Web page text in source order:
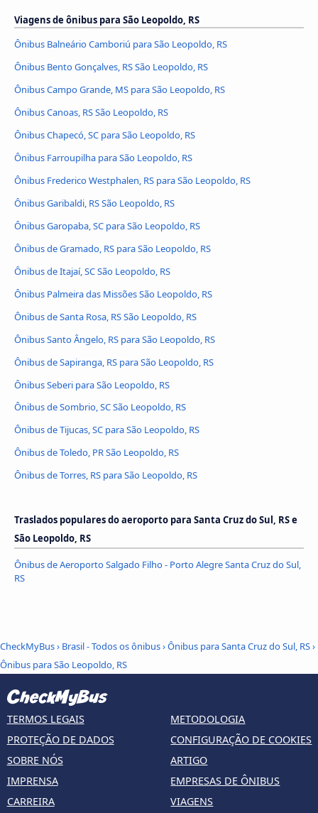
Viagens de ônibus para São Leopoldo, RS
Ônibus Balneário Camboriú para São Leopoldo, RS
Ônibus Bento Gonçalves, RS São Leopoldo, RS
Ônibus Campo Grande, MS para São Leopoldo, RS
Ônibus Canoas, RS São Leopoldo, RS
Ônibus Chapecó, SC para São Leopoldo, RS
Ônibus Farroupilha para São Leopoldo, RS
Ônibus Frederico Westphalen, RS para São Leopoldo, RS
Ônibus Garibaldi, RS São Leopoldo, RS
Ônibus Garopaba, SC para São Leopoldo, RS
Ônibus de Gramado, RS para São Leopoldo, RS
Ônibus de Itajaí, SC São Leopoldo, RS
Ônibus Palmeira das Missões São Leopoldo, RS
Ônibus de Santa Rosa, RS São Leopoldo, RS
Ônibus Santo Ângelo, RS para São Leopoldo, RS
Ônibus de Sapiranga, RS para São Leopoldo, RS
Ônibus Seberi para São Leopoldo, RS
Ônibus de Sombrio, SC São Leopoldo, RS
Ônibus de Tijucas, SC para São Leopoldo, RS
Ônibus de Toledo, PR São Leopoldo, RS
Ônibus de Torres, RS para São Leopoldo, RS
Traslados populares do aeroporto para Santa Cruz do Sul, RS e
São Leopoldo, RS
Ônibus de Aeroporto Salgado Filho - Porto Alegre Santa Cruz do Sul,
RS
CheckMyBus› Brasil - Todos os ônibus›Ônibus para Santa Cruz do Sul, RS›
Ônibus para São Leopoldo, RS
TERMOS LEGAIS
PROTEÇÃO DE DADOS
SOBRE NÓS
IMPRENSA
CARREIRA
METODOLOGIA
CONFIGURAÇÃO DE COOKIES
ARTIGO
EMPRESAS DE ÔNIBUS
VIAGENS